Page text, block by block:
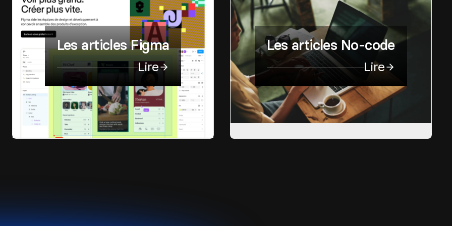
Les articles Figma
Lire
Les articles No-code
Lire